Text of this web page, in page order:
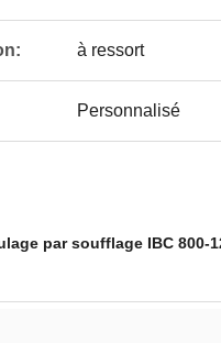
à ressort
Personnalisé
par soufflage IBC 800-